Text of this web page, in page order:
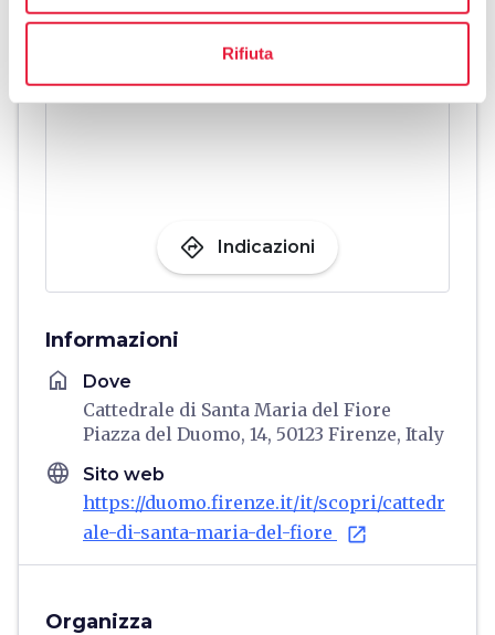
Rifiuta
directions Indicazioni
Informazioni
home Dove
Cattedrale di Santa Maria del Fiore
Piazza del Duomo, 14, 50123 Firenze, Italy
language Sito web
https://duomo.firenze.it/it/scopri/cattedr
ale-di-santa-maria-del-fiore
open_in_new
Organizza